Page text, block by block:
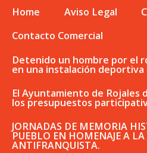
Home Aviso Legal
Contacto Comercial
Detenido un hombre por el
en una instalación deportiva
El Ayuntamiento de Rojales
los presupuestos
JORNADAS DE MEMORIA
PUEBLO EN HOMENAJE A
ANTIFRANQUISTA.